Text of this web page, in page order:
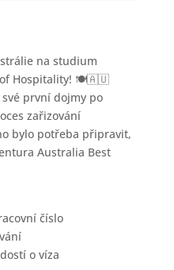
na studium
of Hospitality! 🍽️🇦🇺
první dojmy po
zařizování
bylo potřeba připravit,
Australia Best
číslo
o víza